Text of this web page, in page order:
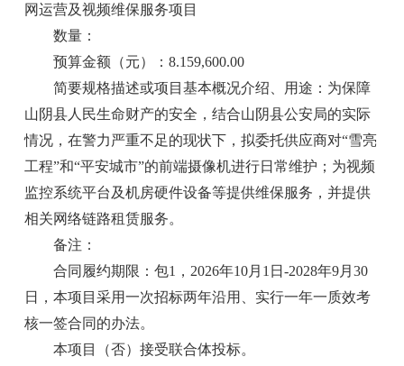
网运营及视频维保服务项目
数量：
预算金额（元）：8.159,600.00
简要规格描述或项目基本概况介绍、用途：为保障
山阴县人民生命财产的安全，结合山阴县公安局的实际
情况，在警力严重不足的现状下，拟委托供应商对“雪亮
工程”和“平安城市”的前端摄像机进行日常维护；为视频
监控系统平台及机房硬件设备等提供维保服务，并提供
相关网络链路租赁服务。
备注：
合同履约期限：包1，2026年10月1日-2028年9月30
日，本项目采用一次招标两年沿用、实行一年一质效考
核一签合同的办法。
本项目（否）接受联合体投标。